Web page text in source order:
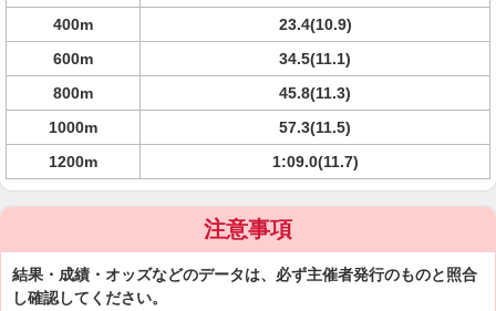
400m
23.4(10.9)
600m
34.5(11.1)
800m
45.8(11.3)
1000m
57.3(11.5)
1200m
1:09.0(11.7)
注意事項
結果・成績・オッズなどのデータは、必ず主催者発行のものと照合
し確認してください。